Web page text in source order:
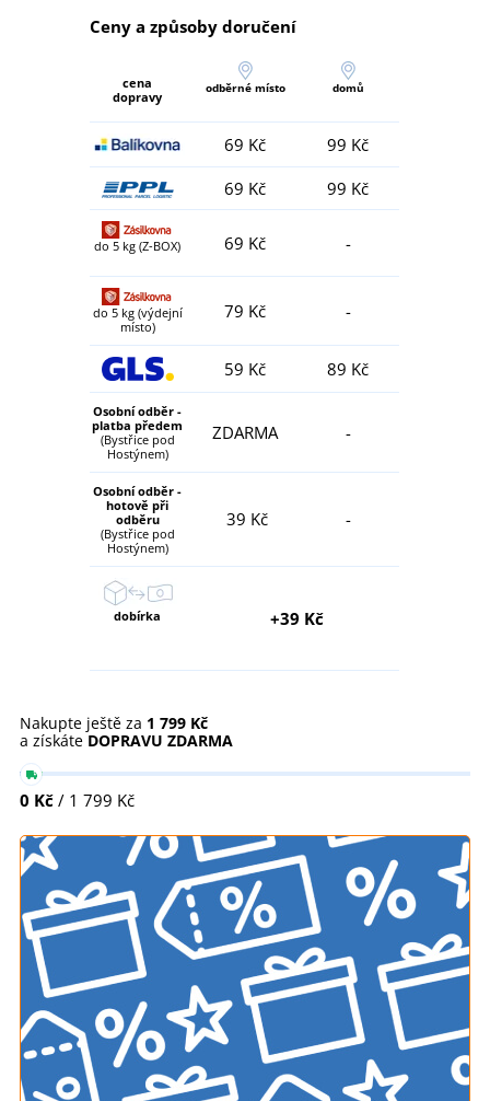
Ceny a způsoby doručení
cena
dopravy
odběrné místo domů
69 Kč
99 Kč
69 Kč
99 Kč
do 5 kg (Z-BOX) 69 Kč -
do 5 kg (výdejní
místo)
79 Kč -
59 Kč 89 Kč
Osobní odběr -
platba předem
(Bystřice pod
Hostýnem)
ZDARMA -
Osobní odběr -
hotově při
odběru
(Bystřice pod
Hostýnem)
39 Kč -
dobírka +39 Kč
Nakupte ještě za 1 799 Kč
a získáte DOPRAVU ZDARMA
0 Kč / 1 799 Kč